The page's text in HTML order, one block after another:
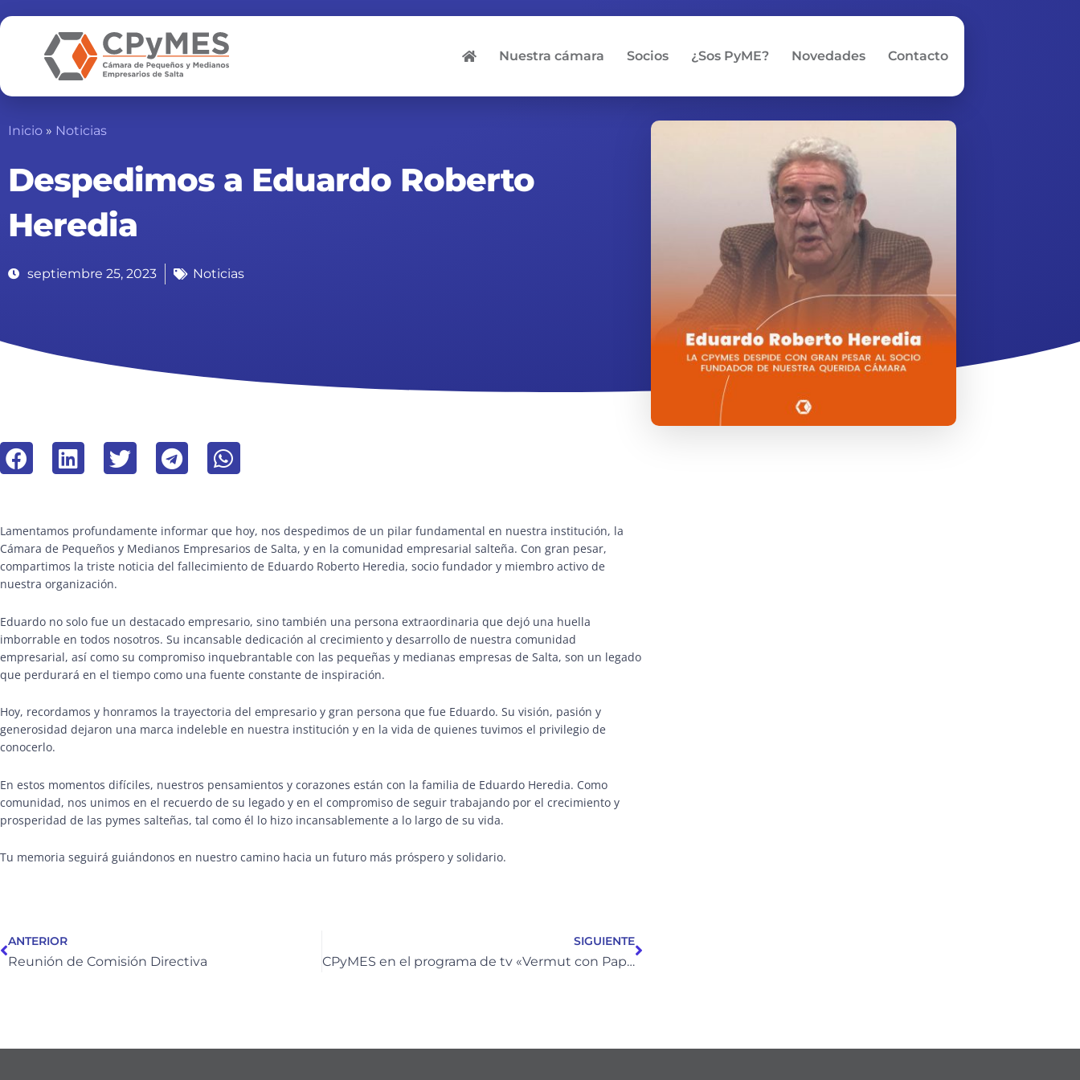
al
contenido
Nuestra cámara Socios ¿Sos PyME? Novedades Contacto
Inicio » Noticias
Despedimos a Eduardo Roberto
Heredia
septiembre 25, 2023 Noticias
Lamentamos profundamente informar que hoy, nos despedimos de un pilar fundamental en nuestra institución, la
Cámara de Pequeños y Medianos Empresarios de Salta, y en la comunidad empresarial salteña. Con gran pesar,
compartimos la triste noticia del fallecimiento de Eduardo Roberto Heredia, socio fundador y miembro activo de
nuestra organización.
Eduardo no solo fue un destacado empresario, sino también una persona extraordinaria que dejó una huella
imborrable en todos nosotros. Su incansable dedicación al crecimiento y desarrollo de nuestra comunidad
empresarial, así como su compromiso inquebrantable con las pequeñas y medianas empresas de Salta, son un legado
que perdurará en el tiempo como una fuente constante de inspiración.
Hoy, recordamos y honramos la trayectoria del empresario y gran persona que fue Eduardo. Su visión, pasión y
generosidad dejaron una marca indeleble en nuestra institución y en la vida de quienes tuvimos el privilegio de
conocerlo.
En estos momentos difíciles, nuestros pensamientos y corazones están con la familia de Eduardo Heredia. Como
comunidad, nos unimos en el recuerdo de su legado y en el compromiso de seguir trabajando por el crecimiento y
prosperidad de las pymes salteñas, tal como él lo hizo incansablemente a lo largo de su vida.
Tu memoria seguirá guiándonos en nuestro camino hacia un futuro más próspero y solidario.
ANTERIOR
Reunión de Comisión Directiva
SIGUIENTE
CPyMES en el programa de tv «Vermut con Papas Fritas»